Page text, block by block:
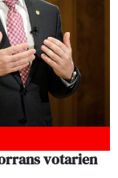
votarien